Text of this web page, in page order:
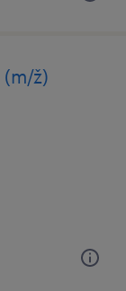
ž)